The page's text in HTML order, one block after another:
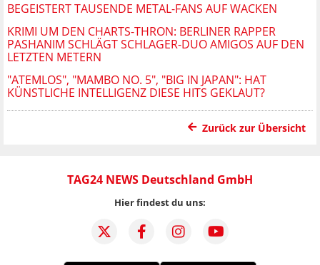
BEGEISTERT TAUSENDE METAL-FANS AUF WACKEN
KRIMI UM DEN CHARTS-THRON: BERLINER RAPPER
PASHANIM SCHLÄGT SCHLAGER-DUO AMIGOS AUF DEN
LETZTEN METERN
"ATEMLOS", "MAMBO NO. 5", "BIG IN JAPAN": HAT
KÜNSTLICHE INTELLIGENZ DIESE HITS GEKLAUT?
Zurück zur Übersicht
TAG24 NEWS Deutschland GmbH
Hier findest du uns: